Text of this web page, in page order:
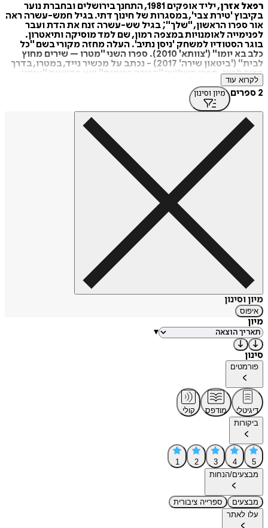
רפאל אזרן
, יליד אופקים 1981, התחנך בירושלים ובחברת נוער
בקיבוץ 'טירת צבי', במסגרות של חינוך דתי. בגיל חמש-עשרה ראה
אור ספרו הראשון, "שלך"; בגיל שש-עשרה זנח את הדת ועבר
לפנימייה לאומנויות במצפה רמון, שם למד מוסיקה ותיאטרון.
בוגר הסטודיו למשחק 'ניסן נתיב'. העלה מחזה מקורי בשם "כל
כלב בא יומו" ('צוותא' 2010). ספרו השני "מטרו – שירים מחוץ
לבית" ('ביטאון שירה' 2017) - נכתב על מכשיר נייד, במטרו, בדרך
משם לכאן. ספרו השלישי "הגירה פנימית" יצא בהוצאת "עיתון
שמביטים יותר פנימה ופחות החוצה.
אזרן, שחי, עובד ויוצר בברצלונה, הוא, על פי החוקרת והמתרגמת
אנה בז'רנו, "המשורר העברי הראשון מאז גירוש יהודי ספרד".
לפרקים, בדרכו שלו, בין השיטין, הוא מתכתב עם שירת תור הזהב
של יהדות ספרד.
שיריו מיטיבים לבטא את השבר בין המשפחה והבדידות, ובין חו"ל
וישראל. עם זאת, יש בכתיבתו מידה לא מבוטלת של הומור
ואירוניה, וברקע השירים נפרשת ההוויה הספרדית בכלל
והברצלונאית בפרט.
לקרוא עוד
2 ספרים מיון וסינון
מיון וסינון
איפוס
מיון
▾
סינון
פורמטים
דיגיטלי מודפס
קולי
ביקורות
5
4
3
2
1
מבצעים/הנחות
מבצעים
ספרייה ציבורית
עלו לאתר